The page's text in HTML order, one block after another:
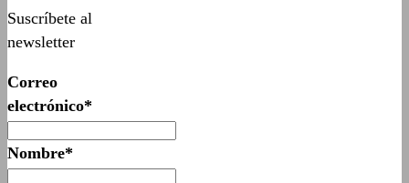
Suscríbete al
newsletter
Correo
electrónico*
Nombre*